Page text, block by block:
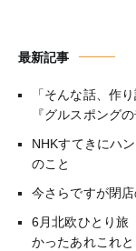
最新記事
「そんな話、作
『グルスポング
NHKすてきにハ
のこと
今さらですが閉
6月北欧ひとり旅
かったあれこれと